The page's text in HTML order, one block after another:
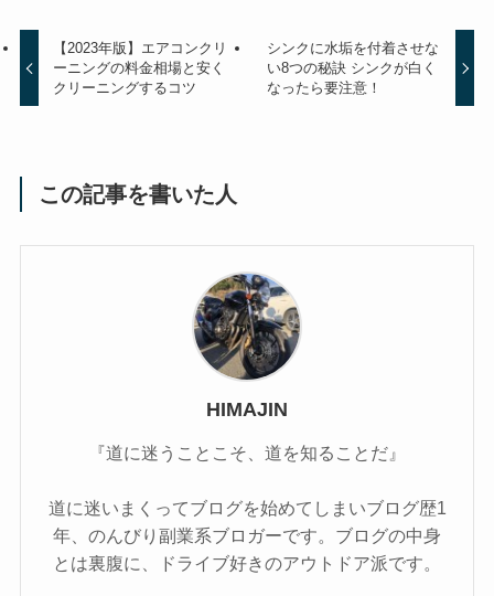
【2023年版】エアコンクリ
ーニングの料金相場と安く
クリーニングするコツ
シンクに水垢を付着させな
い8つの秘訣 シンクが白く
なったら要注意！
この記事を書いた人
HIMAJIN
『道に迷うことこそ、道を知ることだ』
道に迷いまくってブログを始めてしまいブログ歴1
年、のんびり副業系ブロガーです。ブログの中身
とは裏腹に、ドライブ好きのアウトドア派です。